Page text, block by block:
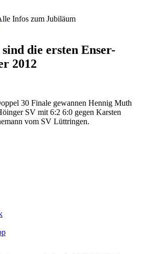
Infos zum Jubiläum
die ersten Enser-
2012
30 Finale gewannen Hennig Muth
SV mit 6:2 6:0 gegen Karsten
vom SV Lüttringen.